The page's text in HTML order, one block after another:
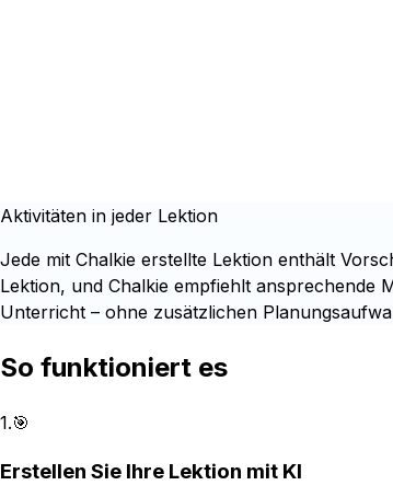
Aktivitäten in jeder Lektion
Jede mit Chalkie erstellte Lektion enthält
Lektion, und Chalkie empfiehlt ansprechende
Unterricht – ohne zusätzlichen
So funktioniert es
1.🎯
Erstellen Sie Ihre Lektion mit KI